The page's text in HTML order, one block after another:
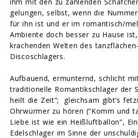
gelungen, selbst, wenn die
für ihn ist und er im romantisch/
Ambiente doch besser zu Hause
krachenden Welten des
Discoschlagers.
Aufbauend, ermunternd, schlicht
traditionelle Romantikschlager der
heilt die Zeit”; gleichsam gibt’s
Ohrwürmer zu hören (“Komm und
Liebe ist wie ein Heißluftballon”,
Edelschlager im Sinne der